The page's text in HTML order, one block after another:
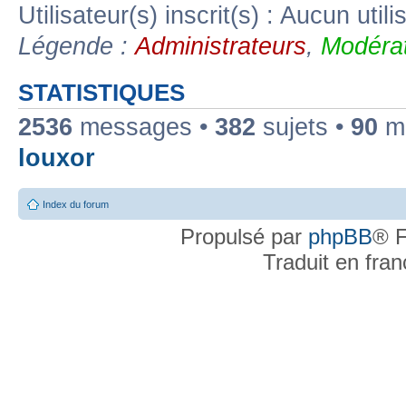
Utilisateur(s) inscrit(s) : Aucun
Légende :Administrateurs,
STATISTIQUES
2536 messages • 382 sujets • 90
louxor
Index du forum
Propulsé par phpBB®
Traduit en